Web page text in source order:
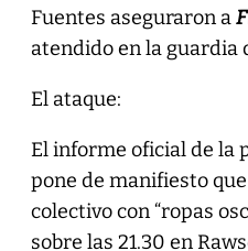
Fuentes aseguraron a
atendido en la guardia
El ataque:
El informe oficial de la
pone de manifiesto
colectivo con “ropas
sobre las 21.30 en